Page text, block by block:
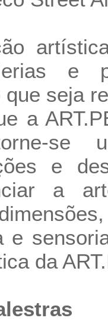
e
que seja
a
se
e
a
e
da